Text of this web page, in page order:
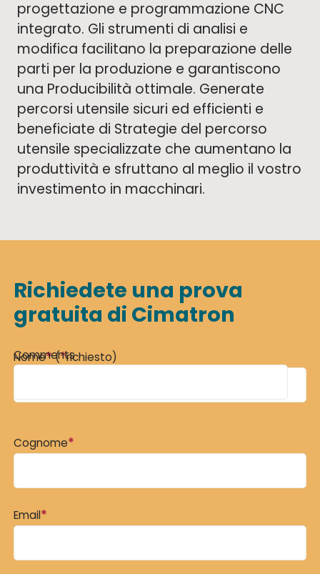
progettazione e programmazione CNC
integrato. Gli strumenti di analisi e
modifica facilitano la preparazione delle
parti per la produzione e garantiscono
una Producibilità ottimale. Generate
percorsi utensile sicuri ed efficienti e
beneficiate di Strategie del percorso
utensile specializzate che aumentano la
produttività e sfruttano al meglio il vostro
investimento in macchinari.
Richiedete una prova
gratuita di Cimatron
Comments
Nome*(*richiesto)
Cognome*
Email*